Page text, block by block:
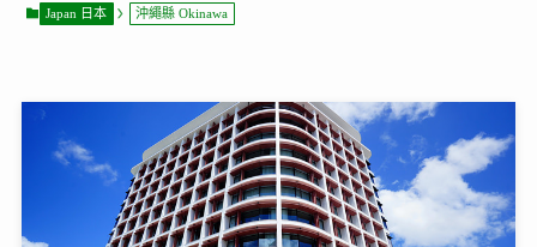
Japan 日本 沖繩縣 Okinawa